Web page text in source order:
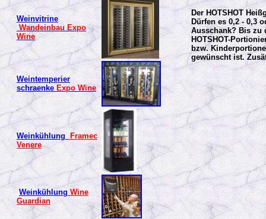
Weinvitrine
Wandeinbau Expo
Wine
Weintemperier
schraenkeExpo Wine
WeinkühlungFramec
Venere
WeinkühlungWine
Guardian
Der HOTSHOT
Dürfen es 0,2 - 0,3
Ausschank? Bis zu
HOTSHOT-
bzw.
gewünscht ist.